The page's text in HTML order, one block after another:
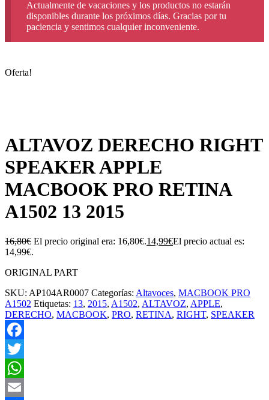
Actualmente de vacaciones y los productos no estarán
disponibles durante los próximos días. Gracias por tu
paciencia y sentimos cualquier inconveniente.
Oferta!
ALTAVOZ DERECHO RIGHT
SPEAKER APPLE
MACBOOK PRO RETINA
A1502 13 2015
16,80€ El precio original era: 16,80€.14,99€El precio actual es:
14,99€.
ORIGINAL PART
SKU: AP104AR0007 Categorías: Altavoces, MACBOOK PRO
A1502 Etiquetas: 13, 2015, A1502, ALTAVOZ, APPLE,
DERECHO, MACBOOK, PRO, RETINA, RIGHT, SPEAKER
Facebook
Twitter
WhatsApp